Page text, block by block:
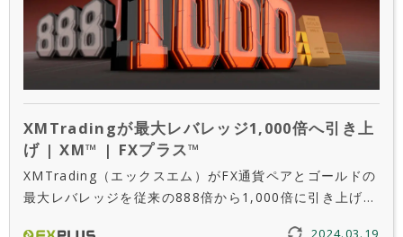
XMTradingが最大レバレッジ1,000倍へ引き上
げ | XM™ | FXプラス™
XMTrading（エックスエム）がFX通貨ペアとゴールドの
最大レバレッジを従来の888倍から1,000倍に引き上げを
2024.03.19